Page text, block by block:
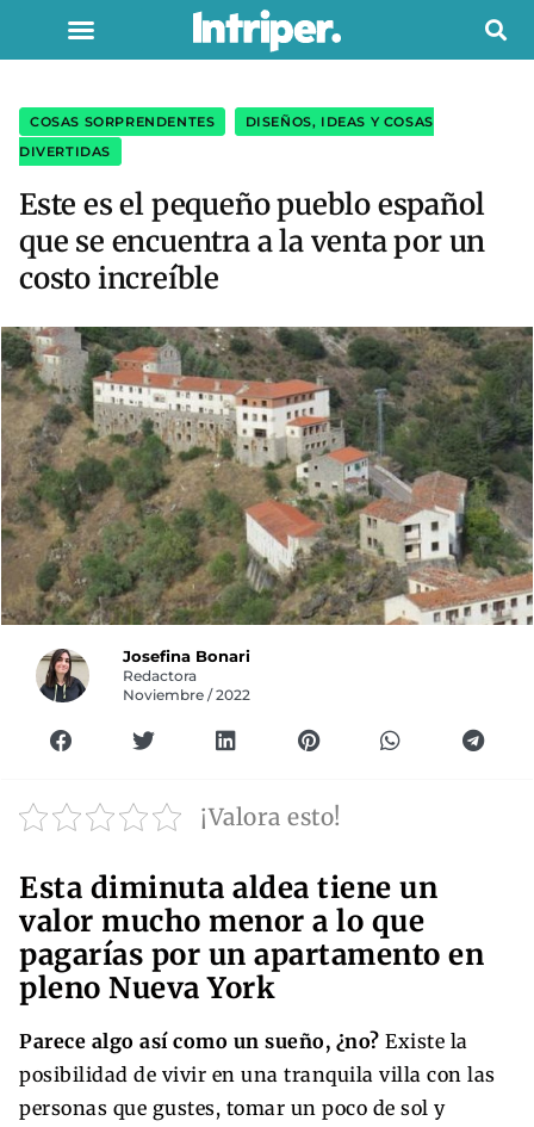
COSAS SORPRENDENTES
DISEÑOS, IDEAS Y COSAS
DIVERTIDAS
Este es el pequeño pueblo español
que se encuentra a la venta por un
costo increíble
Josefina Bonari
Redactora
Noviembre / 2022
¡Valora esto!
Esta diminuta aldea tiene un
valor mucho menor a lo que
pagarías por un apartamento en
pleno Nueva York
Parece algo así como un sueño, ¿no? Existe la
posibilidad de vivir en una tranquila villa con las
personas que gustes, tomar un poco de sol y